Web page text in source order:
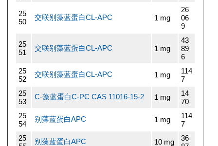
25
50
交联别藻蓝蛋白CL-APC 1 mg
26
06
9
25
51
交联别藻蓝蛋白CL-APC 1 mg
43
89
6
25
52
交联别藻蓝蛋白CL-APC 1 mg
114
7
25
53
C-藻蓝蛋白C-PC CAS 11016-15-2 1 mg
14
70
25
54
别藻蓝蛋白APC 1 mg
114
7
25
别藻蓝蛋白APC 10 mg
36